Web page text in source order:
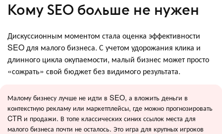
Кому SEO больше не нужен
Дискуссионным моментом стала оценка эффективности
SEO для малого бизнеса. С учетом удорожания клика и
длинного цикла окупаемости, малый бизнес может просто
«сожрать» свой бюджет без видимого результата.
Малому бизнесу лучше не идти в SEO, а вложить деньги в
контекстную рекламу или маркетплейсы, где можно прогнозировать
CTR и продажи. В топе классических синих ссылок места для
малого бизнеса почти не осталось. Это игра для крупных игроков